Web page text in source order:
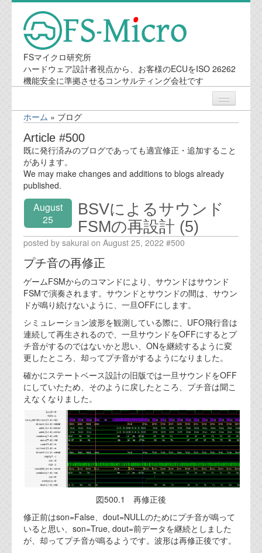
FSマイクロ研究所
ハードウェア設計者視点から、お客様のECUをISO 26262
機能安全に準拠させるコンサルティング会社です
ニュース
業務内容
会社案内
会社概要
代表ご挨拶
オフィス
実績
ブログ
機能安全ブログ
設計ブログ
テクノロジ
外部投稿記事
ブログテーマ
ご希望の方は、お問い合わせページから
資料閲覧パスワードをお問い合わせ頂き
ログインをお願い致します。アカウント
ホーム » ブログ
Article #500
既に発行済みのブログであっても適宜修正・追加すること
があります。
We may make changes and additions to blogs already
published.
August
25
BSVによるサウンド
FSMの再設計 (5)
posted by sakurai on August 25, 2022 #500
プチ音の再修正
ゲームFSMからのコマンドにより、サウンドはサウンド
FSMで演奏されます。サウンドとサウンドの間は、サウン
ドが鳴り続けないように、一旦OFFにします。
シミュレーション波形を観測している際に、UFO飛行音は
連続して再生されるので、一旦サウンドをOFFにするとプ
チ音がするのではないかと思い、ONを継続するように変
更したところ、却ってプチ音がするようになりました。
確かにステートベース設計の旧版では一旦サウンドをOFF
にしていたため、そのように戻したところ、プチ音は聞こ
えなくなりました。
図500.1 再修正後
修正前はson=False、dout=NULLのためにプチ音が鳴って
いると思い、son=True, dout=前データを継続としました
が、却ってプチ音が鳴るようです。波形は再修正後です。